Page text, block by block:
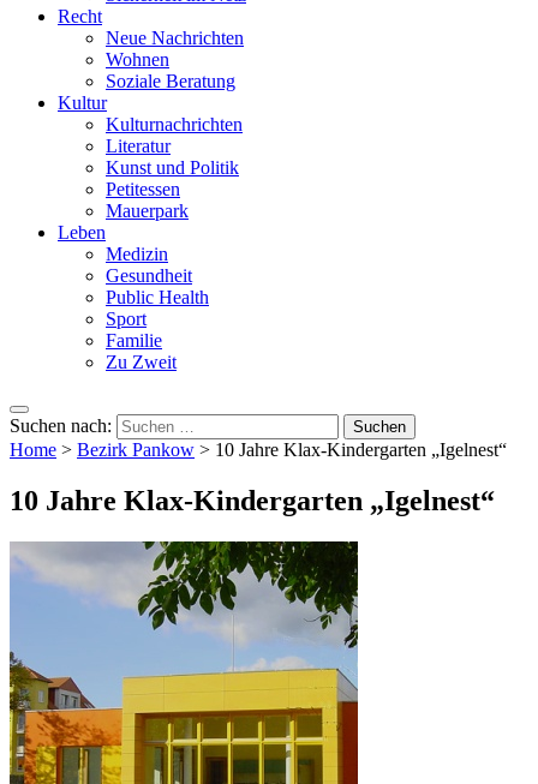
Recht
Neue Nachrichten
Wohnen
Soziale Beratung
Kultur
Kulturnachrichten
Literatur
Kunst und Politik
Petitessen
Mauerpark
Leben
Medizin
Gesundheit
Public Health
Sport
Familie
Zu Zweit
Suchen nach:
Home > Bezirk Pankow > 10 Jahre Klax-Kindergarten „Igelnest“
10 Jahre Klax-Kindergarten „Igelnest“